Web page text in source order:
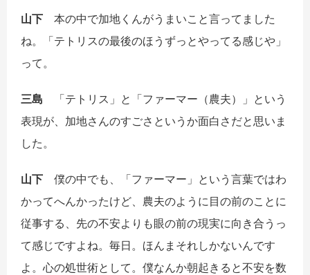
山下 本の中で加地くんがうまいこと言ってました
ね。「テトリスの最後のほうずっとやってる感じや」
って。
三島
「テトリス」と「ファーマー（農夫）」という
表現が、加地さんのすごさというか面白さだと思いま
した。
山下 僕の中でも、「ファーマー」という言葉ではわ
かってへんかったけど、農夫のように目の前のことに
従事する、先の不安よりも眼の前の現実に向き合うっ
て感じですよね。毎日。ほんまそれしかないんです
よ。心の処世術として。僕なんか朝起きると不安を数